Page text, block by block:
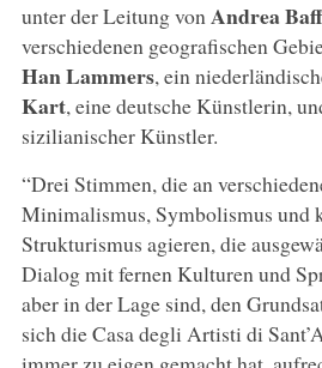
unter der Leitung vonAndrea
verschiedenen geografischen
Han Lammers, ein
Kart, eine deutsche Künstlerin,
sizilianischer Künstler.
“Drei Stimmen, die an
Minimalismus, Symbolismus und
Strukturismus agieren, die
Dialog mit fernen Kulturen und
aber in der Lage sind, den
sich die Casa degli Artisti di